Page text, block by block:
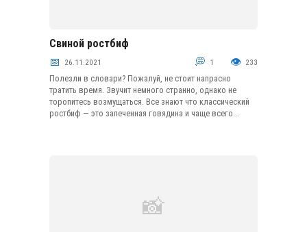
Свиной ростбиф
26.11.2021 1 233
Полезли в словари? Пожалуй, не стоит напрасно
тратить время. Звучит немного странно, однако не
торопитесь возмущаться. Все знают что классический
ростбиф — это запеченная говядина и чаще всего...